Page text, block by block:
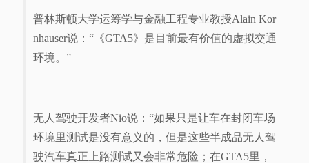
普林斯顿大学运筹学与金融工程专业教授Alain Kor
nhauser说：“《GTA5》是目前最有价值的虚拟交通
环境。”
无人驾驶开发者Nio说：“如果只是让车在封闭车场
环境里测试是没有意义的，但是这些半成品无人驾
驶汽车真正上路测试又会非常危险；在GTA5里，